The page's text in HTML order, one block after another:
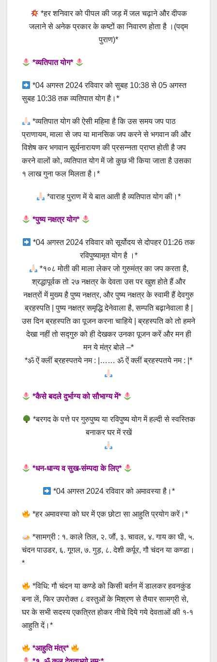
*हर शनिवार को पीपल की जड़ में जल चढ़ाने और दीपक
जलाने से अनेक प्रकार के कष्टों का निवारण होता है ।(पद्म
पुराण)*
*व्यतिपात योग*
*04 अगस्त 2024 रविवार को सुबह 10:38 से 05 अगस्त
सुबह 10:38 तक व्यतिपात योग है।*
*व्यतिपात योग की ऐसी महिमा है कि उस समय जप पाठ
प्राणायम, माला से जप या मानसिक जप करने से भगवान की और
विशेष कर भगवान सूर्यनारायण की प्रसन्नता प्राप्त होती है जप
करने वालों को, व्यतिपात योग में जो कुछ भी किया जाता है उसका
१ लाख गुना फल मिलता है।*
*वाराह पुराण में ये बात आती है व्यतिपात योग की।*
*पुष्य नक्षत्र योग*
*04 अगस्त 2024 रविवार को सूर्योदय से दोपहर 01:26 तक
रविपुष्यामृत योग है ।*
*१०८ मोती की माला लेकर जो गुरुमंत्र का जप करता है,
श्रद्धापूर्वक तो २७ नक्षत्र के देवता उस पर खुश होते हैं और
नक्षत्रों में मुख्य है पुष्य नक्षत्र, और पुष्य नक्षत्र के स्वामी हैं देवगुरु
ब्रहस्पति | पुष्य नक्षत्र समृद्धि देनेवाला है, सम्पति बढ़ानेवाला है |
उस दिन ब्रहस्पति का पूजन करना चाहिये | ब्रहस्पति को तो हमने
देखा नहीं तो सद्गुरु को ही देखकर उनका पूजन करें और मन ही
मन ये मंत्र बोले –*
*ॐ ऐं क्लीं ब्रहस्पतये नम : |…… ॐ ऐं क्लीं ब्रहस्पतये नम : |*
*कैसे बदले दुर्भाग्य को सौभाग्य में*
*बरगद के पत्ते पर गुरुपुष्य या रविपुष्य योग में हल्दी से स्वस्तिक
बनाकर घर में रखें
*धन-धान्य व सुख-संम्पदा के लिए*
*04 अगस्त 2024 रविवार को अमावस्या है।*
*हर अमावस्या को घर में एक छोटा सा आहुति प्रयोग करें।*
*सामग्री : १. काले तिल, २. जौं, ३. चावल, ४. गाय का घी, ५.
चंदन पाउडर, ६. गूगल, ७. गुड़, ८. देशी कर्पूर, गौ चंदन या कण्डा।
*
*विधि: गौ चंदन या कण्डे को किसी बर्तन में डालकर हवनकुंड
बना लें, फिर उपरोक्त ८ वस्तुओं के मिश्रण से तैयार सामग्री से,
घर के सभी सदस्य एकत्रित होकर नीचे दिये गये देवताओं की १-१
आहुति दें।*
*आहुति मंत्र*